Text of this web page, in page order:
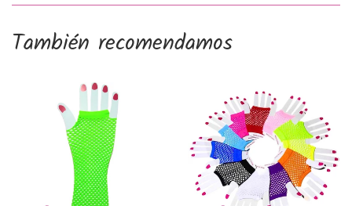
Facebook
Twitter
Pinterest
También recomendamos